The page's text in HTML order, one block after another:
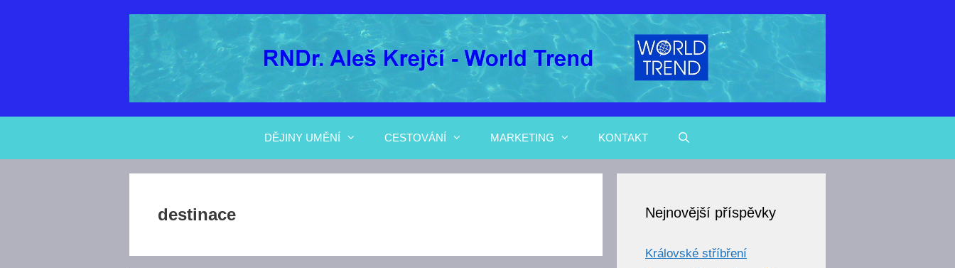
DĚJINY UMĚNÍ CESTOVÁNÍ MARKETING KONTAKT
destinace Nejnovější příspěvky
Královské stříbření